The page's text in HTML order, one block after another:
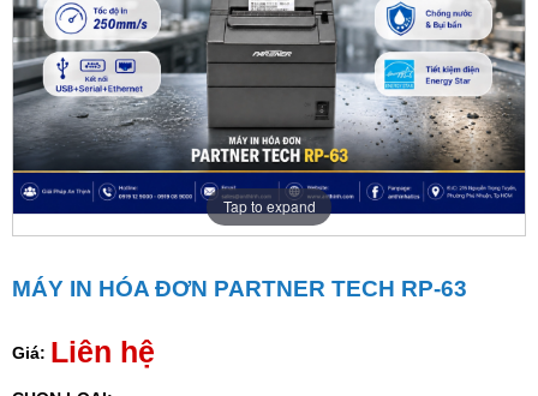
Tap to expand
MÁY IN HÓA ĐƠN PARTNER TECH RP-63
Giá: Liên hệ